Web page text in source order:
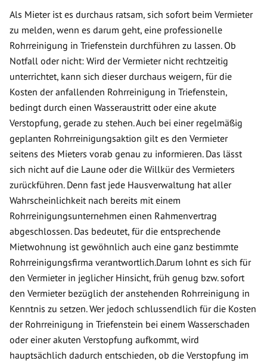
Als Mieter ist es durchaus ratsam, sich sofort beim Vermieter
zu melden, wenn es darum geht, eine professionelle
Rohrreinigung in Triefenstein durchführen zu lassen. Ob
Notfall oder nicht: Wird der Vermieter nicht rechtzeitig
unterrichtet, kann sich dieser durchaus weigern, für die
Kosten der anfallenden Rohrreinigung in Triefenstein,
bedingt durch einen Wasseraustritt oder eine akute
Verstopfung, gerade zu stehen. Auch bei einer regelmäßig
geplanten Rohrreinigungsaktion gilt es den Vermieter
seitens des Mieters vorab genau zu informieren. Das lässt
sich nicht auf die Laune oder die Willkür des Vermieters
zurückführen. Denn fast jede Hausverwaltung hat aller
Wahrscheinlichkeit nach bereits mit einem
Rohrreinigungsunternehmen einen Rahmenvertrag
abgeschlossen. Das bedeutet, für die entsprechende
Mietwohnung ist gewöhnlich auch eine ganz bestimmte
Rohrreinigungsfirma verantwortlich.Darum lohnt es sich für
den Vermieter in jeglicher Hinsicht, früh genug bzw. sofort
den Vermieter bezüglich der anstehenden Rohrreinigung in
Kenntnis zu setzen. Wer jedoch schlussendlich für die Kosten
der Rohrreinigung in Triefenstein bei einem Wasserschaden
oder einer akuten Verstopfung aufkommt, wird
hauptsächlich dadurch entschieden, ob die Verstopfung im